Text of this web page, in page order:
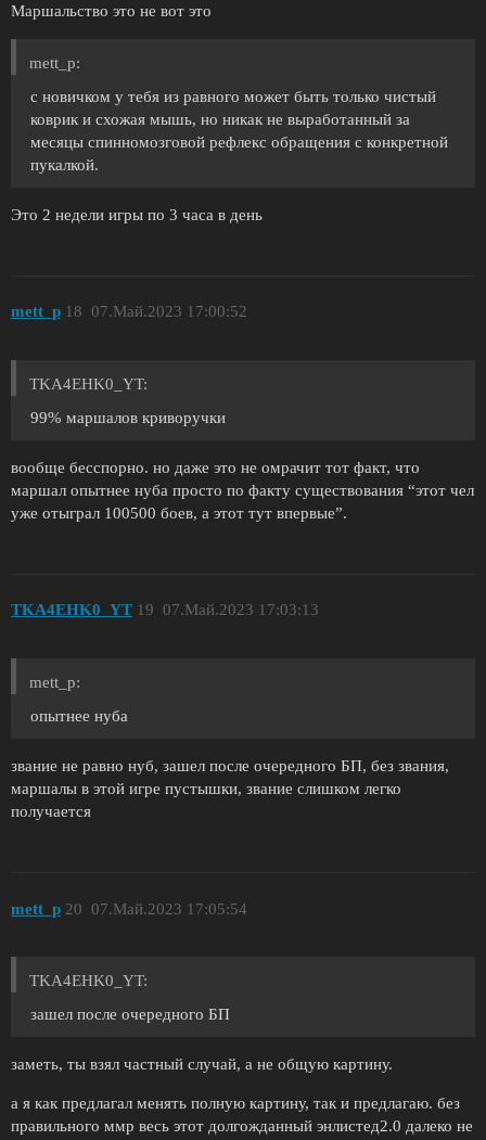
Маршальство это не вот это
mett_p:
с новичком у тебя из равного может быть только чистый
коврик и схожая мышь, но никак не выработанный за
месяцы спинномозговой рефлекс обращения с конкретной
пукалкой.
Это 2 недели игры по 3 часа в день
mett_p 07.Май.2023 17:00:52
18
TKA4EHK0_YT:
99% маршалов криворучки
вообще бесспорно. но даже это не омрачит тот факт, что
маршал опытнее нуба просто по факту существования “этот чел
уже отыграл 100500 боев, а этот тут впервые”.
TKA4EHK0_YT 07.Май.2023 17:03:13
19
mett_p:
опытнее нуба
звание не равно нуб, зашел после очередного БП, без звания,
маршалы в этой игре пустышки, звание слишком легко
получается
mett_p 07.Май.2023 17:05:54
20
TKA4EHK0_YT:
зашел после очередного БП
заметь, ты взял частный случай, а не общую картину.
а я как предлагал менять полную картину, так и предлагаю. без
правильного ммр весь этот долгожданный энлистед2.0 далеко не